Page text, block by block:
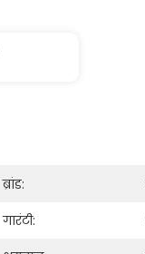
ब्रांड:
गारंटी: